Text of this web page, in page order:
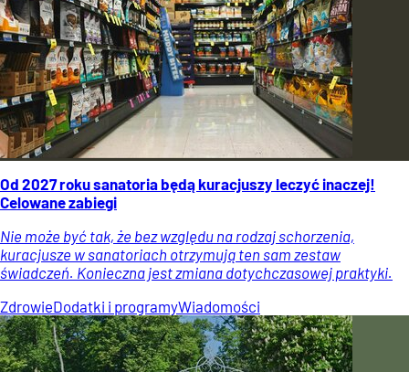
Od 2027 roku sanatoria będą kuracjuszy leczyć inaczej!
Celowane zabiegi
Nie może być tak, że bez względu na rodzaj schorzenia,
kuracjusze w sanatoriach otrzymują ten sam zestaw
świadczeń. Konieczna jest zmiana dotychczasowej praktyki.
ZdrowieDodatki i programyWiadomości